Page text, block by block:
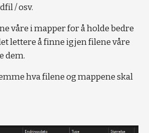
/ osv.
våre i mapper for å holde bedre
lettere å finne igjen filene våre
dem.
hva filene og mappene skal